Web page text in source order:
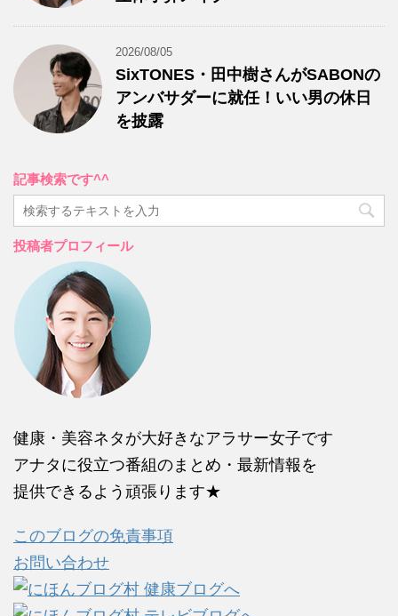
2026/08/05
SixTONES・田中樹さんがSABONの
アンバサダーに就任！いい男の休日
を披露
記事検索です^^
投稿者プロフィール
健康・美容ネタが大好きなアラサー女子です
アナタに役立つ番組のまとめ・最新情報を
提供できるよう頑張ります★
このブログの免責事項
お問い合わせ